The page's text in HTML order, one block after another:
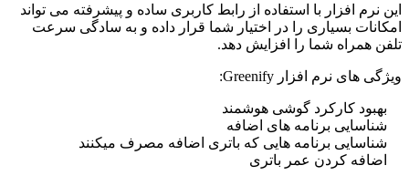
این نرم افزار با استفاده از رابط کاربری ساده و پیشرفته می تواند
امکانات بسیاری را در اختیار شما قرار داده و به سادگی سرعت
تلفن همراه شما را افزایش دهد.
ویژگی های نرم افزار Greenify:
بهبود کارکرد گوشی هوشمند
شناسایی برنامه های اضافه
شناسایی برنامه هایی که باتری اضافه مصرف میکنند
اضافه کردن عمر باتری